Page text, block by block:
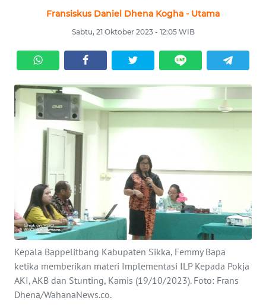
Fransiskus Daniel Dhena Kogha - Utama
Sabtu, 21 Oktober 2023 - 12:05 WIB
Kepala Bappelitbang Kabupaten Sikka, Femmy Bapa
ketika memberikan materi Implementasi ILP Kepada Pokja
AKI, AKB dan Stunting, Kamis (19/10/2023). Foto: Frans
Dhena/WahanaNews.co.
LABUAN
OPINI
INDEKS
BERITA
KONTAK
KAMI
INFO
IKLAN
TENTANG